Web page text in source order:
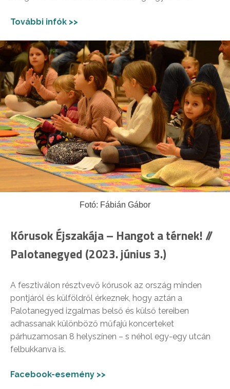
További infók >>
Fotó: Fábián Gábor
Kórusok Éjszakája – Hangot a térnek! //
Palotanegyed (2023. június 3.)
A fesztiválon résztvevő kórusok az ország minden
pontjáról és külföldről érkeznek, hogy aztán a
Palotanegyed izgalmas belső és külső tereiben
adhassanak különböző műfajú koncerteket
párhuzamosan 8 helyszínen – s néhol egy-egy utcán
felbukkanva is.
Facebook-esemény >>